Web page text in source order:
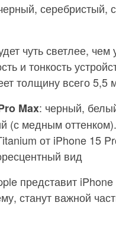
серебристый,
чуть светлее,
и тонкость
толщину всего 5,5
Max: черный,
(с медным
от iPhone 15
вид
представит
станут важной